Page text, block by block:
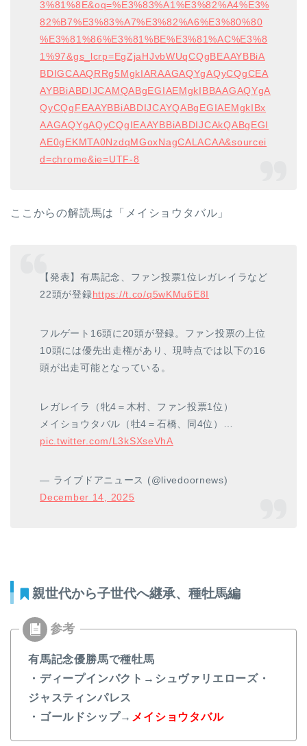
3%81%8E&oq=%E3%83%A1%E3%82%A4%E3%
82%B7%E3%83%A7%E3%82%A6%E3%80%80
%E3%81%86%E3%81%BE%E3%81%AC%E3%8
1%97&gs_lcrp=EgZjaHJvbWUqCQgBEAAYBBiA
BDIGCAAQRRg5MgkIARAAGAQYgAQyCQgCEA
AYBBiABDIJCAMQABgEGIAEMgkIBBAAGAQYgA
QyCQgFEAAYBBiABDIJCAYQABgEGIAEMgkIBx
AAGAQYgAQyCQgIEAAYBBiABDIJCAkQABgEGI
AE0gEKMTA0NzdqMGoxNagCALACAA&sourcei
d=chrome&ie=UTF-8
ここからの解読馬は「メイショウタバル」
【発表】有馬記念、ファン投票1位レガレイラなど
22頭が登録https://t.co/q5wKMu6E8I
フルゲート16頭に20頭が登録。ファン投票の上位
10頭には優先出走権があり、現時点では以下の16
頭が出走可能となっている。
レガレイラ（牝4＝木村、ファン投票1位）
メイショウタバル（牡4＝石橋、同4位）…
pic.twitter.com/L3kSXseVhA
— ライブドアニュース (@livedoornews)
December 14, 2025
親世代から子世代へ継承、種牡馬編
有馬記念優勝馬で種牡馬
・ディープインパクト→シュヴァリエローズ・
ジャスティンパレス
・ゴールドシップ→ メイショウタバル